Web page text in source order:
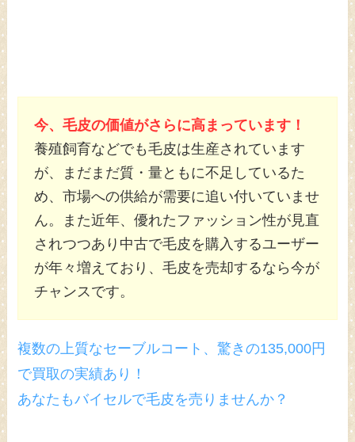
今、毛皮の価値がさらに高まっています！
養殖飼育などでも毛皮は生産されています
が、まだまだ質・量ともに不足しているた
め、市場への供給が需要に追い付いていませ
ん。また近年、優れたファッション性が見直
されつつあり中古で毛皮を購入するユーザー
が年々増えており、毛皮を売却するなら今が
チャンスです。
複数の上質なセーブルコート、驚きの135,000円
で買取の実績あり！
あなたもバイセルで毛皮を売りませんか？